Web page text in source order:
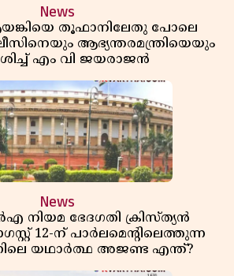
News
തൂഫാനിലേതു പോലെ
ആഭ്യന്തരമന്ത്രിയെയും
എം വി ജയരാജൻ
News
ഭേദഗതി ക്രിസ്ത്യൻ
12-ന് പാർലമെന്റിലെത്തുന്ന
യഥാർത്ഥ അജണ്ട എന്ത്?